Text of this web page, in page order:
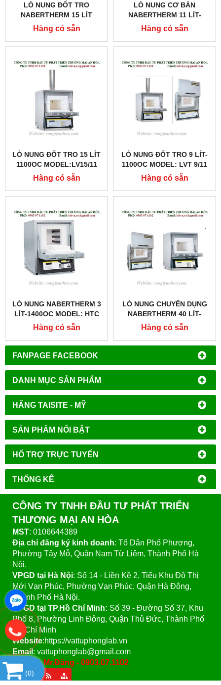
FANPAGE FACEBOOK
DANH MỤC SẢN PHẨM
HÃNG TAISITE - MỸ
SẢN PHẨM NỔI BẬT
HỔ TRỢ TRỰC TUYẾN
THỐNG KÊ
LÒ NUNG ĐỐT TRO
NABERTHERM 15 LÍT
1100OC MODEL:LVT15/11
Hàng có sẵn
LÒ NUNG CƠ BẢN
NABERTHERM 11 LÍT-
1280OC MODEL: N 11/H
Hàng có sẵn
LÒ NUNG ĐỐT TRO 15 LÍT
1100OC MODEL:LV15/11
Hàng có sẵn
LÒ NUNG ĐỐT TRO 9 LÍT-
1100OC MODEL: LVT 9/11
Hàng có sẵn
LÒ NUNG NABERTHERM 3
LÍT-1400OC MODEL: HTC
03/14
Hàng có sẵn
LÒ NUNG CHUYÊN DỤNG
NABERTHERM 40 LÍT-
1200OC MODEL: L40/12
Hàng có sẵn
CÔNG TY TNHH ĐẦU TƯ PHÁT TRIỂN
THƯƠNG MẠI AN HÒA
MST: 0106644389
Địa chỉ đăng ký kinh doanh: Tổ Dân Phố Phượng,
Phường Tây Mỗ, Quận Nam Từ Liêm, Thành Phố Hà
Nội.
VPGD tại Hà Nội: Số 14 - Liền Kề 2, Tiểu Khu Đô Thị
Mới Vạn Phúc, Phường Vạn Phúc, Quận Hà Đông,
Thành Phố Hà Nội.
VPGD tại TP.Hồ Chí Minh: Số 39 - Đường Số 37, Khu
Phố 8, Phường Linh Đông, Quận Thủ Đức, Thành Phố
Hồ Chí Minh
Website:https://vattuphonglab.vn
Email: vattuphonglab@gmail.com
Hotline: Mr.Đăng - 0903.07.1102
(0)